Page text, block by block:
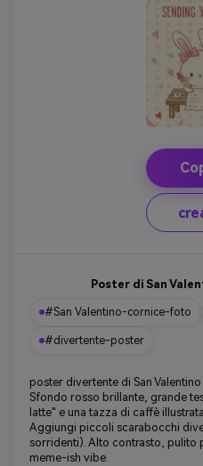
Poster di San
#San Valentino-cornice-foto
#divertente-poster
poster divertente di San
Sfondo rosso brillante, grande
latte" e una tazza di caffè
Aggiungi piccoli scarabocchi
sorridenti). Alto contrasto, pulito
meme-ish vibe.